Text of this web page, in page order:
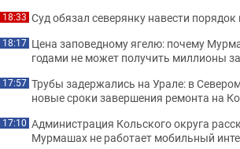
18:33 Суд обязал северянку навести порядок
18:17 Цена заповедному ягелю: почему
годами не может получить миллионы
17:57 Трубы задержались на Урале: в
новые сроки завершения ремонта на
17:10 Администрация Кольского округа
Мурмашах не работает мобильный